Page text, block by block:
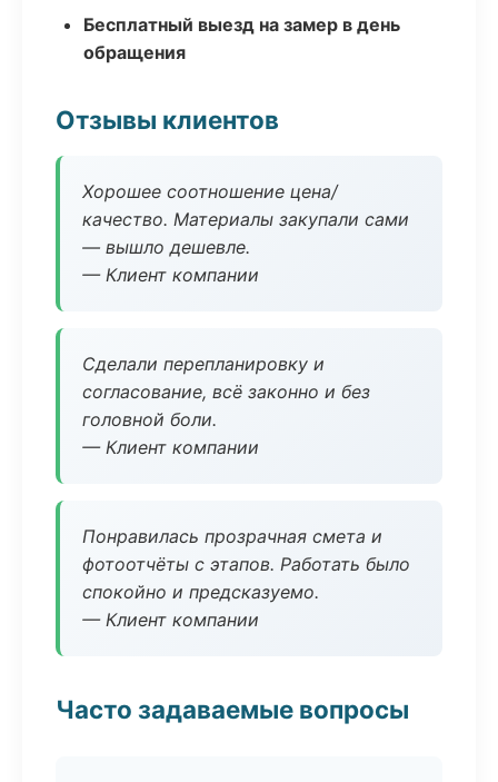
Бесплатный выезд на замер в день
обращения
Отзывы клиентов
Хорошее соотношение цена/
качество. Материалы закупали сами
— вышло дешевле.
— Клиент компании
Сделали перепланировку и
согласование, всё законно и без
головной боли.
— Клиент компании
Понравилась прозрачная смета и
фотоотчёты с этапов. Работать было
спокойно и предсказуемо.
— Клиент компании
Часто задаваемые вопросы